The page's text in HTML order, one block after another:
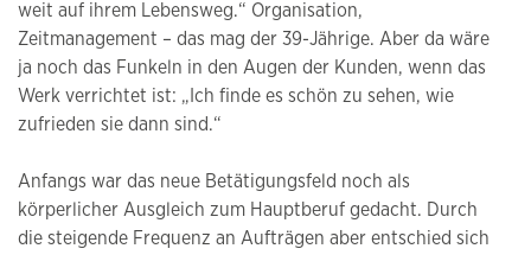
weit auf ihrem Lebensweg.“ Organisation,
Zeitmanagement – das mag der 39-Jährige. Aber da wäre
ja noch das Funkeln in den Augen der Kunden, wenn das
Werk verrichtet ist: „Ich finde es schön zu sehen, wie
zufrieden sie dann sind.“
Anfangs war das neue Betätigungsfeld noch als
körperlicher Ausgleich zum Hauptberuf gedacht. Durch
die steigende Frequenz an Aufträgen aber entschied sich